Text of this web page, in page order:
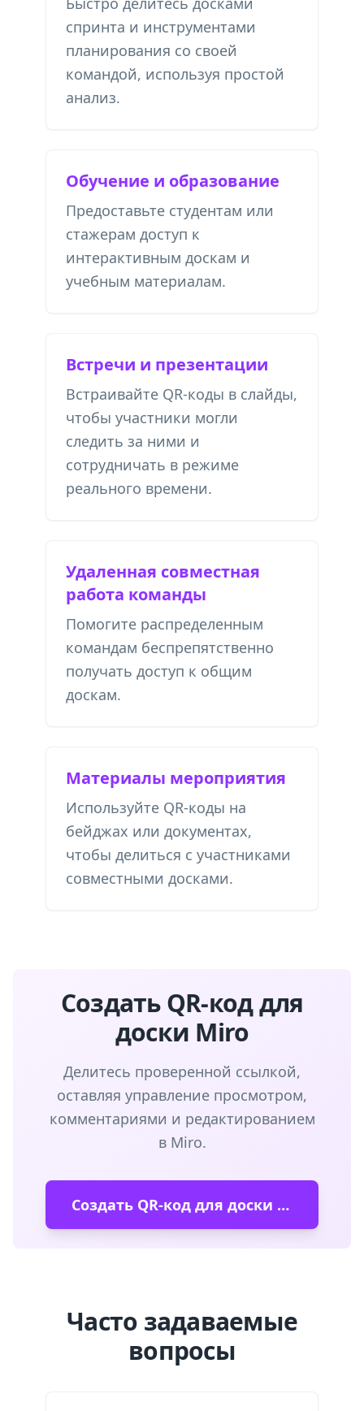
спринта и инструментами
планирования со своей
командой, используя простой
анализ.
Обучение и образование
Предоставьте студентам или
стажерам доступ к
интерактивным доскам и
учебным материалам.
Встречи и презентации
Встраивайте QR-коды в слайды,
чтобы участники могли
следить за ними и
сотрудничать в режиме
реального времени.
Удаленная совместная
работа команды
Помогите распределенным
командам беспрепятственно
получать доступ к общим
доскам.
Материалы мероприятия
Используйте QR-коды на
бейджах или документах,
чтобы делиться с участниками
совместными досками.
Создать QR-код для
доски Miro
Делитесь проверенной ссылкой,
оставляя управление просмотром,
комментариями и редактированием
в Miro.
Создать QR-код для доски Miro
Часто задаваемые
вопросы